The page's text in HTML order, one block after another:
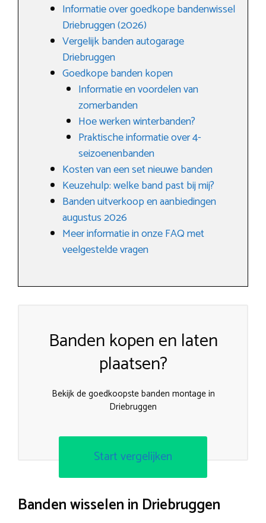
Informatie over goedkope bandenwissel
Driebruggen (2026)
Vergelijk banden autogarage
Driebruggen
Goedkope banden kopen
Informatie en voordelen van
zomerbanden
Hoe werken winterbanden?
Praktische informatie over 4-
seizoenenbanden
Kosten van een set nieuwe banden
Keuzehulp: welke band past bij mij?
Banden uitverkoop en aanbiedingen
augustus 2026
Meer informatie in onze FAQ met
veelgestelde vragen
Banden kopen en laten
plaatsen?
Bekijk de goedkoopste banden montage in
Driebruggen
Start vergelijken
Banden wisselen in Driebruggen